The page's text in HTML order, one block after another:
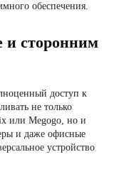
обеспечения.
и сторонним
доступ к
не только
или Megogo, но и
и даже офисные
устройство